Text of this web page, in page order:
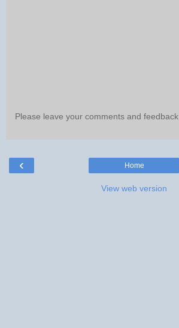
Please leave your comments and feedback
‹ Home
View web version